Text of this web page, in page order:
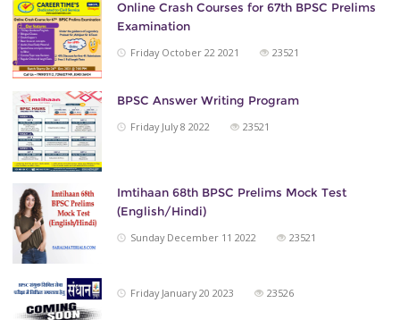
Online Crash Courses for 67th BPSC Prelims
Examination
Friday October 22 2021
23521
BPSC Answer Writing Program
Friday July 8 2022
23521
Imtihaan 68th BPSC Prelims Mock Test
(English/Hindi)
Sunday December 11 2022
23521
Friday January 20 2023 23526